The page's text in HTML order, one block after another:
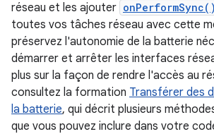
réseau et les ajouter onPerformSync()
toutes vos tâches réseau avec cette
préservez l'autonomie de la batterie
démarrer et arrêter les interfaces
plus sur la façon de rendre l'accès au
consultez la formation Transférer des
la batterie, qui décrit plusieurs
que vous pouvez inclure dans votre